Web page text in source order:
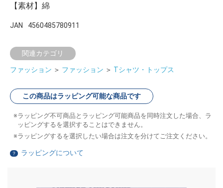
【素材】綿
JAN 4560485780911
関連カテゴリ
ファッション ＞ ファッション ＞ Tシャツ・トップス
この商品はラッピング可能な商品です
ラッピング不可商品とラッピング可能商品を同時注文した場合、ラ
ッピングするを選択することはできません。
ラッピングするを選択したい場合は注文を分けてご注文ください。
？ ラッピングについて